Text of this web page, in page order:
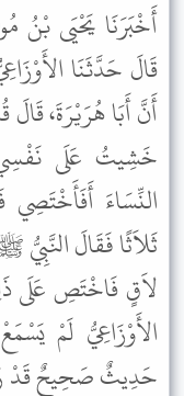
أَخْبَرَنَا يَحْيَى
قَالَ حَدَّثَنَا
أَنَّ أَبَا هُرَيْرَةَ،
خَشِيتُ عَلَى
النِّسَاءَ
ثَلاَثًا فَقَالَ
لاَقٍ فَاخْتَصِ عَلَى
الأَوْزَاعِيُّ لَمْ
حَدِيثٌ صَحِيحٌ قَدْ